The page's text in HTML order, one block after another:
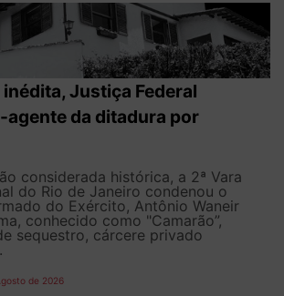
Justiça Federal
agente da ditadura por
considerada histórica, a 2ª Vara
do Rio de Janeiro condenou o
do Exército, Antônio Waneir
conhecido como "Camarão”,
sequestro, cárcere privado
de 2026